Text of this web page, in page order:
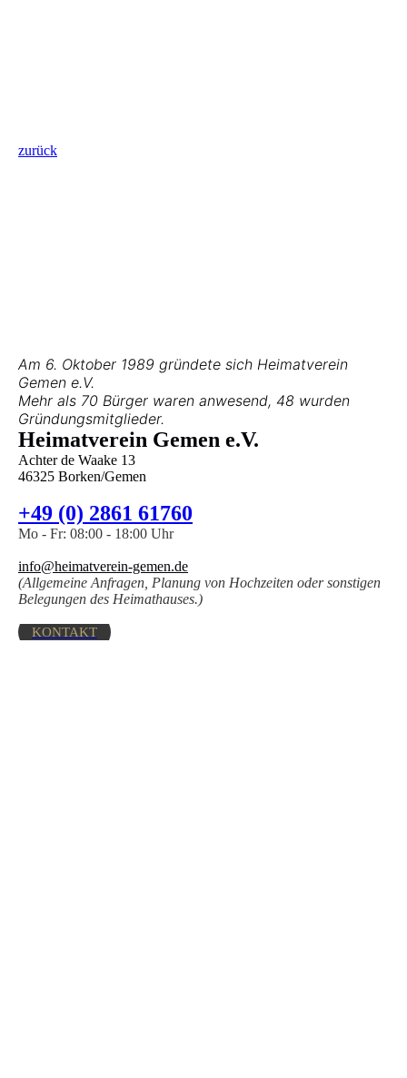
zurück
Am 6. Oktober 1989 gründete sich Heimatverein
Gemen e.V.
Mehr als 70 Bürger waren anwesend, 48 wurden
Gründungsmitglieder.
Heimatverein Gemen e.V.
Achter de Waake 13
46325 Borken/Gemen
+49 (0) 2861 61760
Mo - Fr: 08:00 - 18:00 Uhr
info@heimatverein-gemen.de
(Allgemeine Anfragen, Planung von Hochzeiten oder sonstigen
Belegungen des Heimathauses.)
KONTAKT